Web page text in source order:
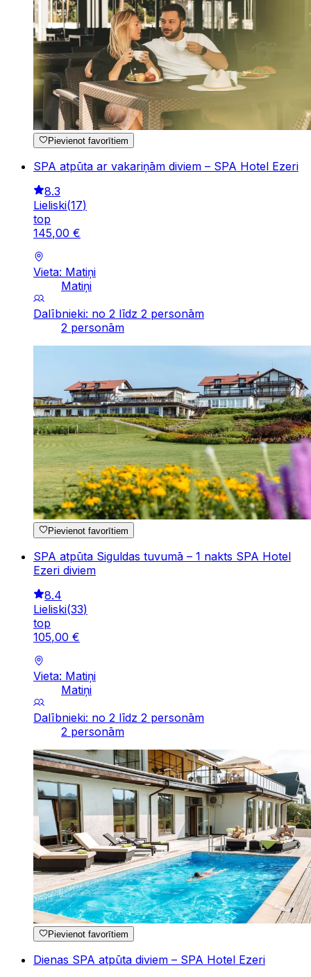
Pievienot favorītiem
SPA atpūta ar vakariņām diviem – SPA Hotel Ezeri
8.3
Lieliski(17)
top
145,00 €
Vieta: Matiņi
Matiņi
Dalībnieki: no 2 līdz 2 personām
2 personām
Pievienot favorītiem
SPA atpūta Siguldas tuvumā – 1 nakts SPA Hotel
Ezeri diviem
8.4
Lieliski(33)
top
105,00 €
Vieta: Matiņi
Matiņi
Dalībnieki: no 2 līdz 2 personām
2 personām
Pievienot favorītiem
Dienas SPA atpūta diviem – SPA Hotel Ezeri